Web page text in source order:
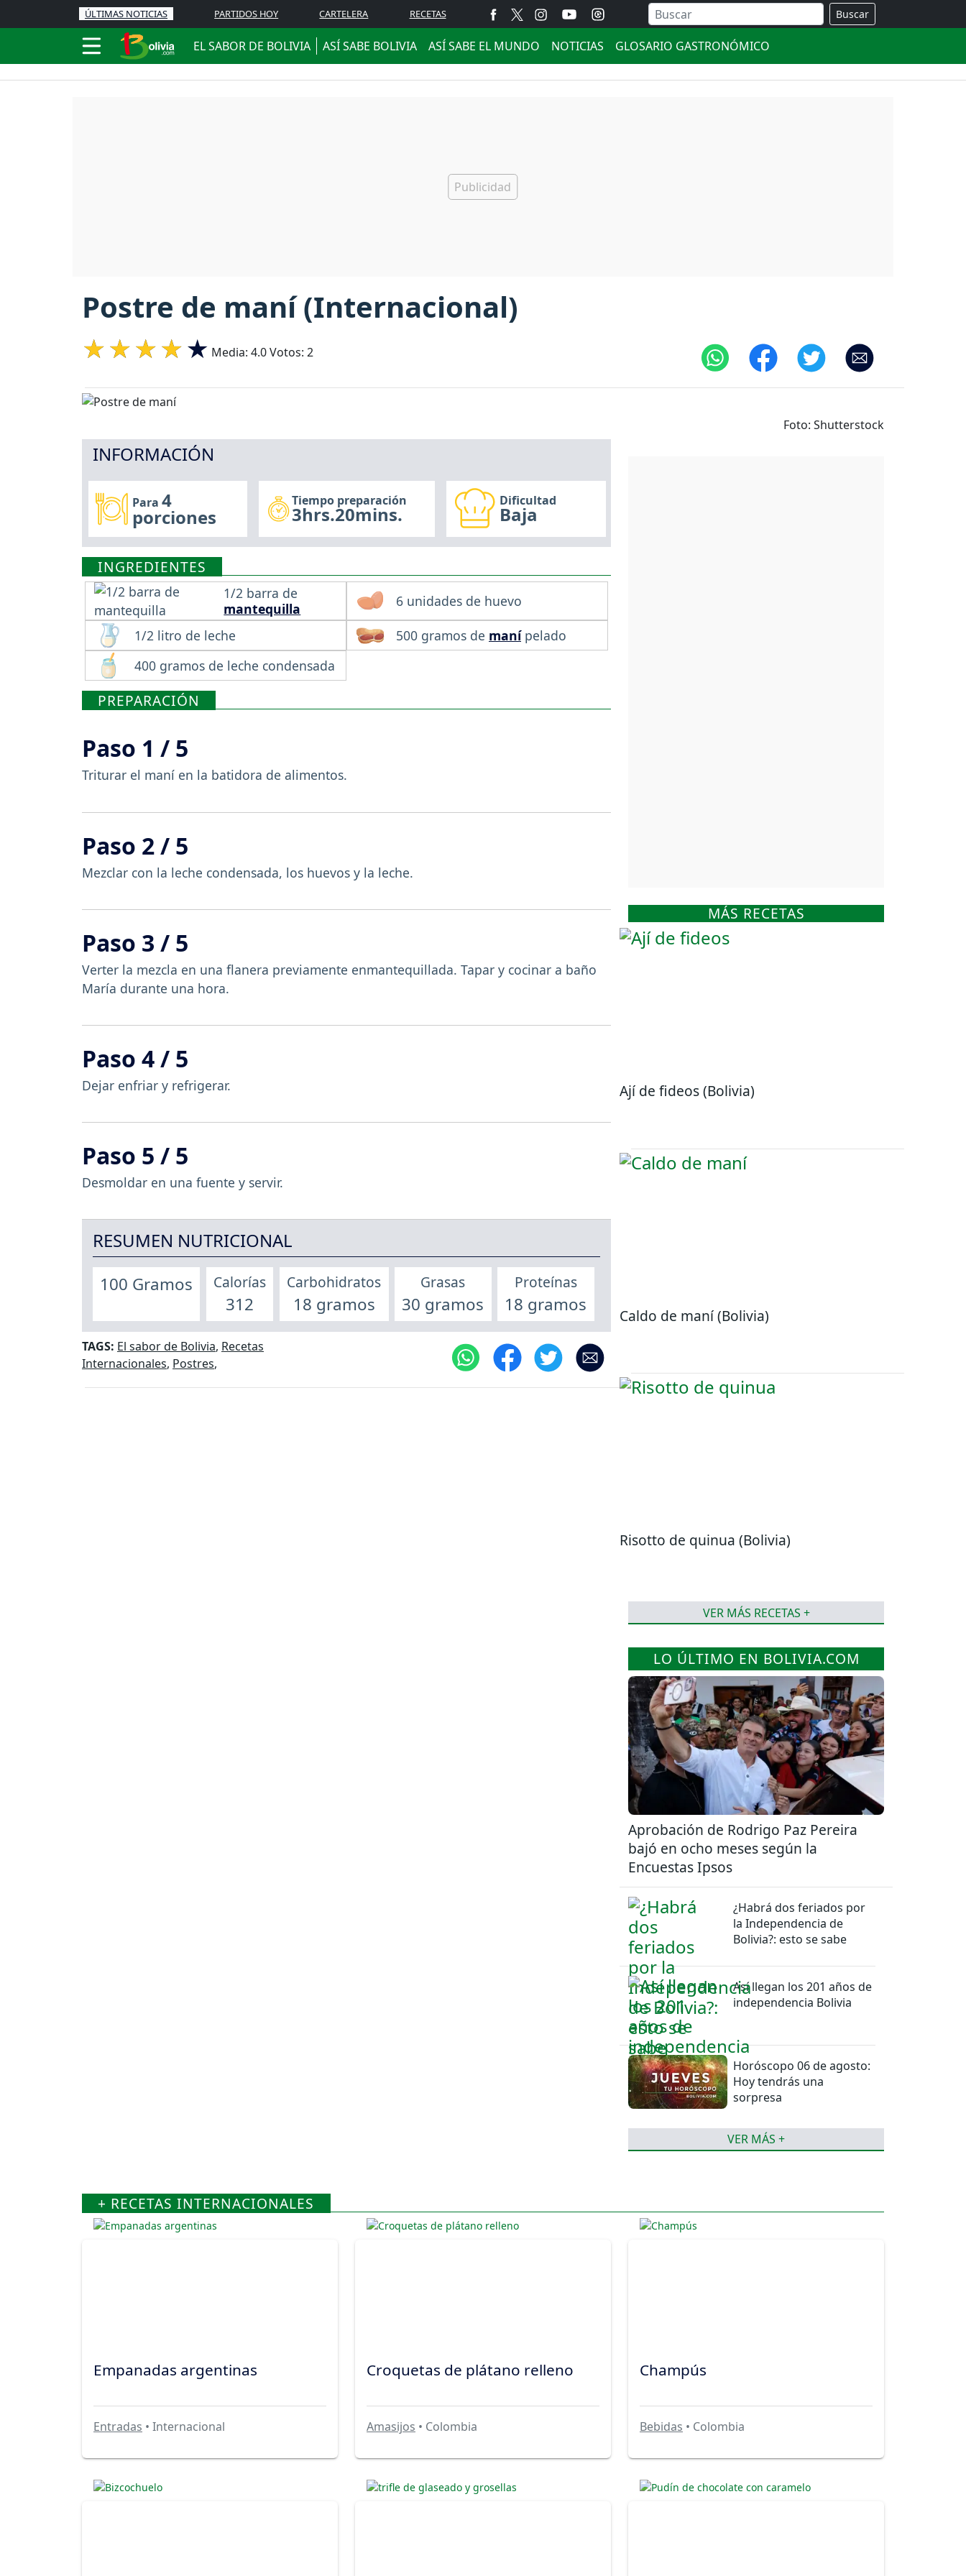
ÚLTIMAS NOTICIAS PARTIDOS HOY CARTELERA RECETAS Buscar
EL SABOR DE BOLIVIA ASÍ SABE BOLIVIA ASÍ SABE EL MUNDO NOTICIAS GLOSARIO GASTRONÓMICO
Postre de maní (Internacional)
Media: 4.0Votos: 2
Foto: Shutterstock
INFORMACIÓN
Para 4
porciones
Tiempo preparación
3hrs.20mins.
Dificultad
Baja
INGREDIENTES
1/2 barra de
mantequilla
6 unidades de huevo
1/2 litro de leche
500 gramos de manípelado
400 gramos de leche condensada
PREPARACIÓN
Paso 1 / 5
Triturar el maní en la batidora de alimentos.
Paso 2 / 5
Mezclar con la leche condensada, los huevos y la leche.
Paso 3 / 5
Verter la mezcla en una flanera previamente enmantequillada. Tapar y cocinar a baño
María durante una hora.
Paso 4 / 5
Dejar enfriar y refrigerar.
Paso 5 / 5
Desmoldar en una fuente y servir.
RESUMEN NUTRICIONAL
100 Gramos Calorías
312
Carbohidratos
18 gramos
Grasas
30 gramos
Proteínas
18 gramos
TAGS: El sabor de Bolivia, Recetas
Internacionales, Postres,
MÁS RECETAS
Ají de fideos (Bolivia)
Caldo de maní (Bolivia)
Risotto de quinua (Bolivia)
VER MÁS RECETAS +
LO ÚLTIMO EN BOLIVIA.COM
Aprobación de Rodrigo Paz Pereira
bajó en ocho meses según la
Encuestas Ipsos
¿Habrá dos feriados por
la Independencia de
Bolivia?: esto se sabe
Así llegan los 201 años de
independencia Bolivia
Horóscopo 06 de agosto:
Hoy tendrás una
sorpresa
VER MÁS +
+ RECETAS INTERNACIONALES
Empanadas argentinas
Entradas • Internacional
Croquetas de plátano relleno
Amasijos • Colombia
Champús
Bebidas • Colombia